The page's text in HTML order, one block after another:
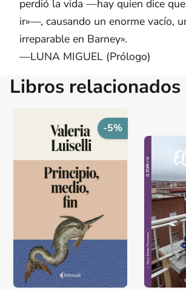
perdió la vida —hay quien dice que
ir»—, causando un enorme vacío,
irreparable en Barney».
—LUNA MIGUEL (Prólogo)
Libros relacionados
-5%